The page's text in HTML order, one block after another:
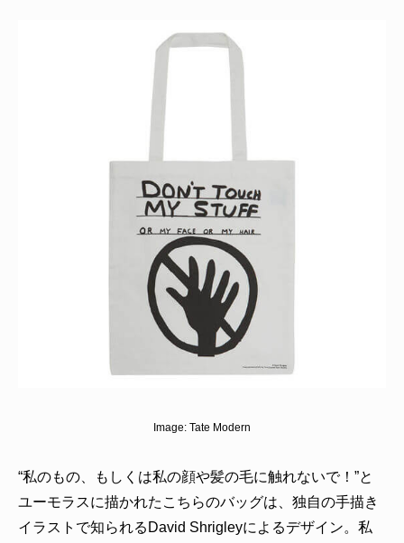
Image: Tate Modern
“私のもの、もしくは私の顔や髪の毛に触れないで！”と
ユーモラスに描かれたこちらのバッグは、独自の手描き
イラストで知られるDavid Shrigleyによるデザイン。私